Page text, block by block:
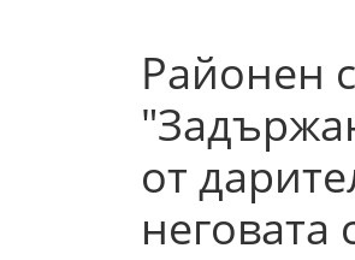
Районен
от
неговата